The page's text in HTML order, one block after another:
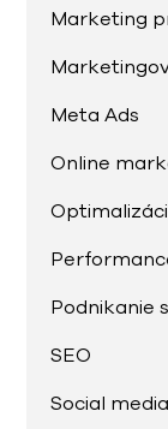
Marketing
Meta Ads
Online
Podnikanie
SEO
Social